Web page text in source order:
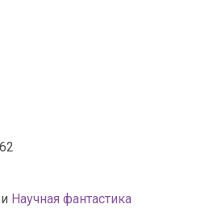
и Научная фантастика